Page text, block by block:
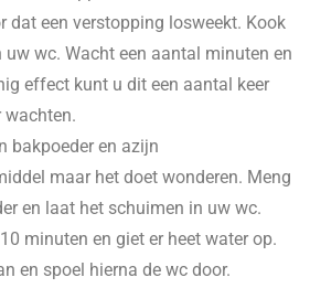
dat een verstopping losweekt. Kook
uw wc. Wacht een aantal minuten en
effect kunt u dit een aantal keer
wachten.
bakpoeder en azijn
maar het doet wonderen. Meng
en laat het schuimen in uw wc.
minuten en giet er heet water op.
en spoel hierna de wc door.